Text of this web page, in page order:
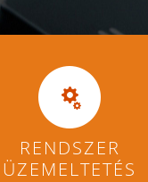
RENDSZER
ÜZEMELTETÉS